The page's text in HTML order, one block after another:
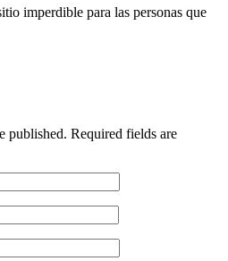
imperdible para las personas que
published. Required fields are